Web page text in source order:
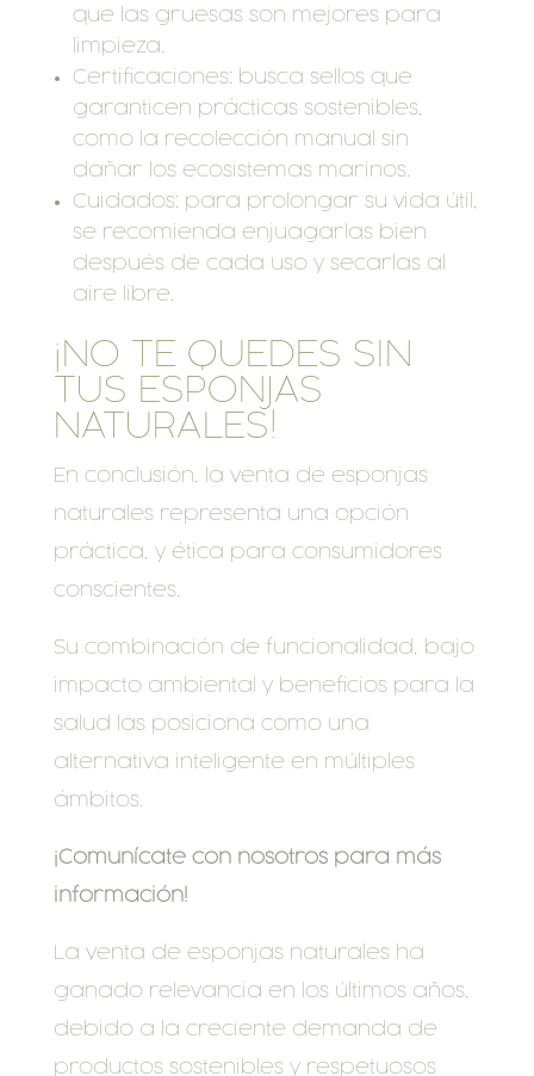
que las gruesas son mejores para
limpieza.
Certificaciones: busca sellos que
garanticen prácticas sostenibles,
como la recolección manual sin
dañar los ecosistemas marinos.
Cuidados: para prolongar su vida útil,
se recomienda enjuagarlas bien
después de cada uso y secarlas al
aire libre.
¡NO TE QUEDES SIN
TUS ESPONJAS
NATURALES!
En conclusión, la venta de esponjas
naturales representa una opción
práctica, y ética para consumidores
conscientes.
Su combinación de funcionalidad, bajo
impacto ambiental y beneficios para la
salud las posiciona como una
alternativa inteligente en múltiples
ámbitos.
¡Comunícate con nosotros para más
información!
La venta de esponjas naturales ha
ganado relevancia en los últimos años,
debido a la creciente demanda de
productos sostenibles y respetuosos